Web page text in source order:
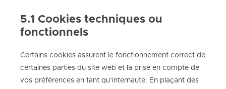
5.1 Cookies techniques ou
fonctionnels
Certains cookies assurent le fonctionnement correct de
certaines parties du site web et la prise en compte de
vos préférences en tant qu’internaute. En plaçant des